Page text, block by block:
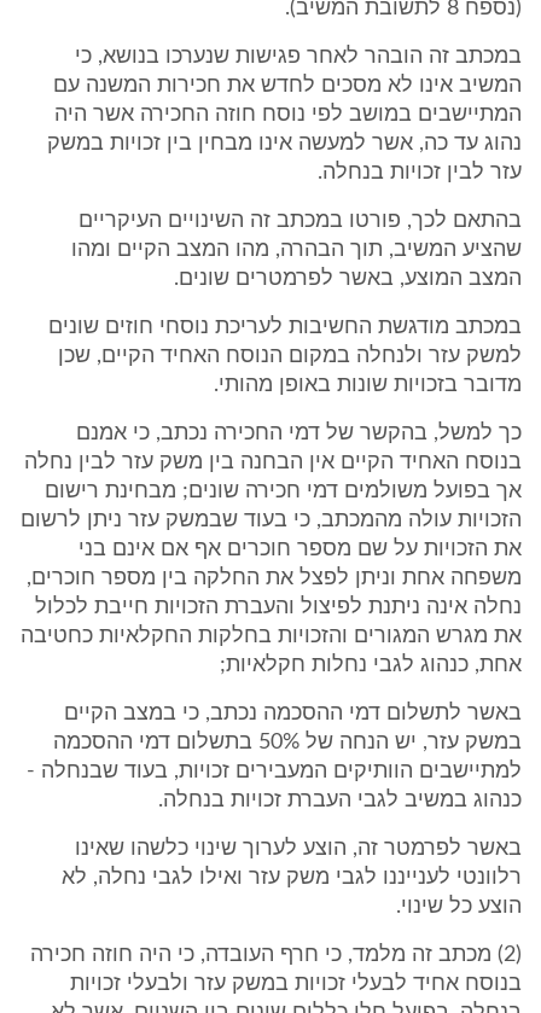
(נספח 8 לתשובת המשיב).
במכתב זה הובהר לאחר פגישות שנערכו בנושא, כי
המשיב אינו לא מסכים לחדש את חכירות המשנה עם
המתיישבים במושב לפי נוסח חוזה החכירה אשר היה
נהוג עד כה, אשר למעשה אינו מבחין בין זכויות במשק
עזר לבין זכויות בנחלה.
בהתאם לכך, פורטו במכתב זה השינויים העיקריים
שהציע המשיב, תוך הבהרה, מהו המצב הקיים ומהו
המצב המוצע, באשר לפרמטרים שונים.
במכתב מודגשת החשיבות לעריכת נוסחי חוזים שונים
למשק עזר ולנחלה במקום הנוסח האחיד הקיים, שכן
מדובר בזכויות שונות באופן מהותי.
כך למשל, בהקשר של דמי החכירה נכתב, כי אמנם
בנוסח האחיד הקיים אין הבחנה בין משק עזר לבין נחלה
אך בפועל משולמים דמי חכירה שונים; מבחינת רישום
הזכויות עולה מהמכתב, כי בעוד שבמשק עזר ניתן לרשום
את הזכויות על שם מספר חוכרים אף אם אינם בני
משפחה אחת וניתן לפצל את החלקה בין מספר חוכרים,
נחלה אינה ניתנת לפיצול והעברת הזכויות חייבת לכלול
את מגרש המגורים והזכויות בחלקות החקלאיות כחטיבה
אחת, כנהוג לגבי נחלות חקלאיות;
באשר לתשלום דמי ההסכמה נכתב, כי במצב הקיים
במשק עזר, יש הנחה של 50% בתשלום דמי ההסכמה
למתיישבים הוותיקים המעבירים זכויות, בעוד שבנחלה -
כנהוג במשיב לגבי העברת זכויות בנחלה.
באשר לפרמטר זה, הוצע לערוך שינוי כלשהו שאינו
רלוונטי לענייננו לגבי משק עזר ואילו לגבי נחלה, לא
הוצע כל שינוי.
(2) מכתב זה מלמד, כי חרף העובדה, כי היה חוזה חכירה
בנוסח אחיד לבעלי זכויות במשק עזר ולבעלי זכויות